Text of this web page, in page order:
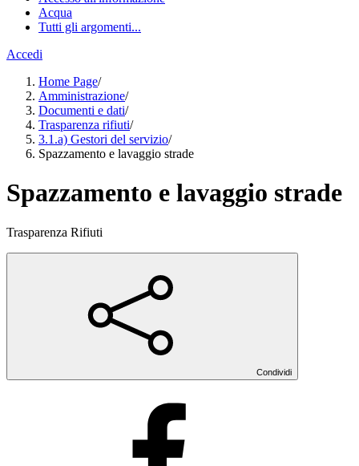
Acqua
Tutti gli argomenti...
Accedi
Home Page/
Amministrazione/
Documenti e dati/
Trasparenza rifiuti/
3.1.a) Gestori del servizio/
Spazzamento e lavaggio strade
Spazzamento e lavaggio strade
Trasparenza Rifiuti
Condividi